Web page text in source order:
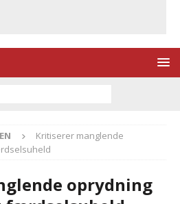
Kritiserer manglende
oprydning